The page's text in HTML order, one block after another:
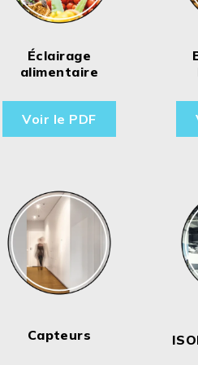
Éclairage
alimentaire
Voir le PDF
Capteurs